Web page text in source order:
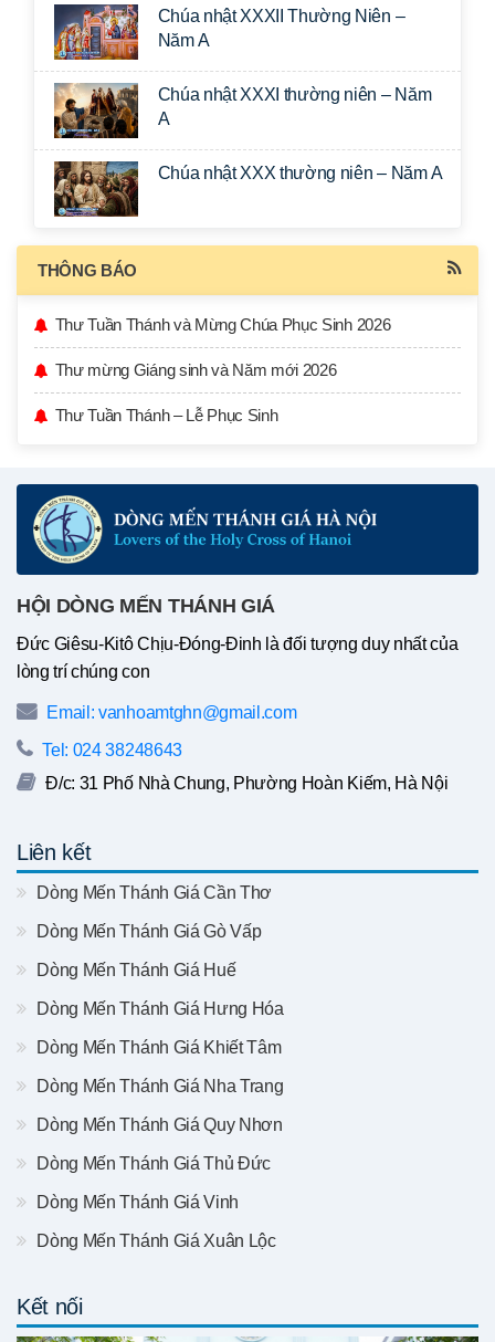
Chúa nhật XXXII Thường Niên –
Năm A
Chúa nhật XXXI thường niên – Năm
A
Chúa nhật XXX thường niên – Năm A
THÔNG BÁO
Thư Tuần Thánh và Mừng Chúa Phục Sinh 2026
Thư mừng Giáng sinh và Năm mới 2026
Thư Tuần Thánh – Lễ Phục Sinh
HỘI DÒNG MẾN THÁNH GIÁ
Đức Giêsu-Kitô Chịu-Đóng-Đinh là đối tượng duy nhất của
lòng trí chúng con
Email: vanhoamtghn@gmail.com
Tel: 024 38248643
Đ/c: 31 Phố Nhà Chung, Phường Hoàn Kiếm, Hà Nội
Liên kết
Dòng Mến Thánh Giá Cần Thơ
Dòng Mến Thánh Giá Gò Vấp
Dòng Mến Thánh Giá Huế
Dòng Mến Thánh Giá Hưng Hóa
Dòng Mến Thánh Giá Khiết Tâm
Dòng Mến Thánh Giá Nha Trang
Dòng Mến Thánh Giá Quy Nhơn
Dòng Mến Thánh Giá Thủ Đức
Dòng Mến Thánh Giá Vinh
Dòng Mến Thánh Giá Xuân Lộc
Kết nối